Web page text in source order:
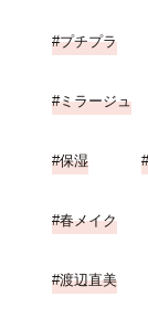
プチプラ
ミラージュ
保湿
春メイク
渡辺直美